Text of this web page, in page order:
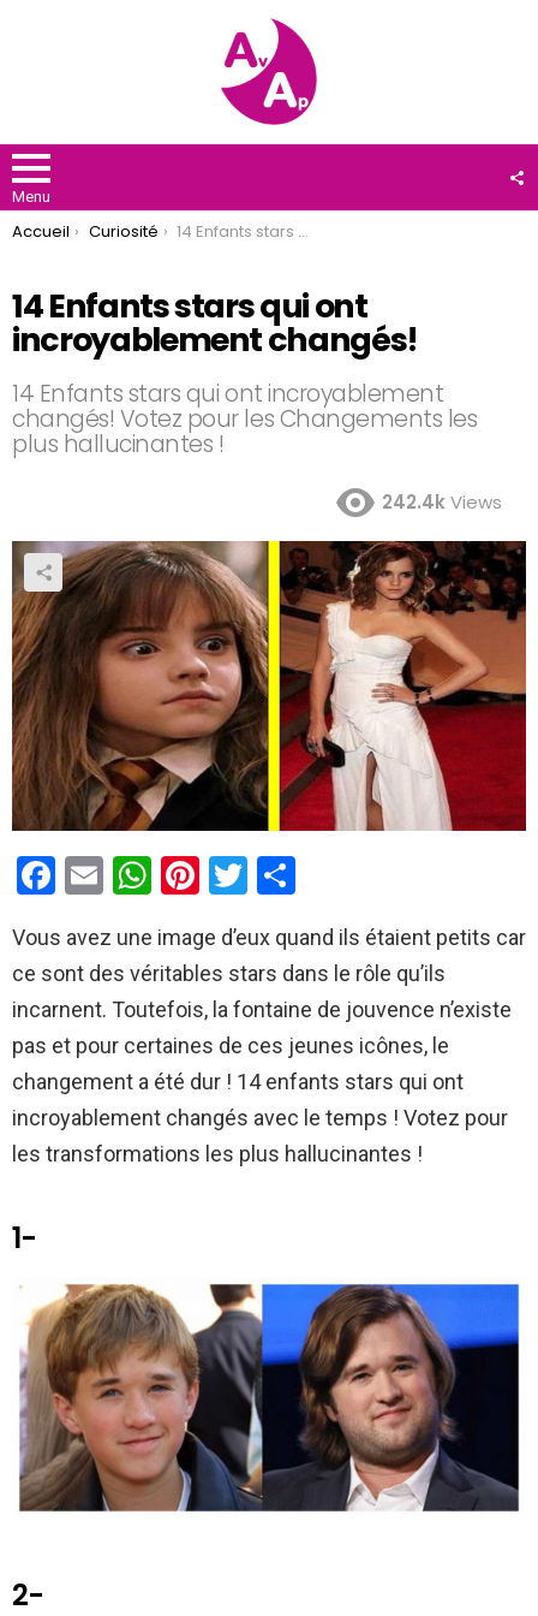
Menu
You are here:
Accueil Curiosité 14 Enfants stars qui ont incroyablement changés!
14 Enfants stars qui ont
incroyablement changés!
14 Enfants stars qui ont incroyablement
changés! Votez pour les Changements les
plus hallucinantes !
242.4kViews
F
ce
b
o
o
k
E
ail
W
at
s
A
p
p
Pi
er
es
t
T
tt
er
ta
g
er
Vous avez une image d’eux quand ils étaient petits car
ce sont des véritables stars dans le rôle qu’ils
incarnent. Toutefois, la fontaine de jouvence n’existe
pas et pour certaines de ces jeunes icônes, le
changement a été dur ! 14 enfants stars qui ont
incroyablement changés avec le temps ! Votez pour
les transformations les plus hallucinantes !
1-
2-